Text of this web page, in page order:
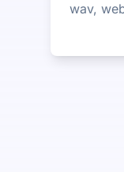
wav,